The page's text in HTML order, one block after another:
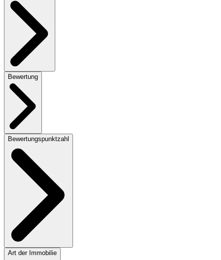
Bewertung
Bewertungspunktzahl
Art der Immobilie